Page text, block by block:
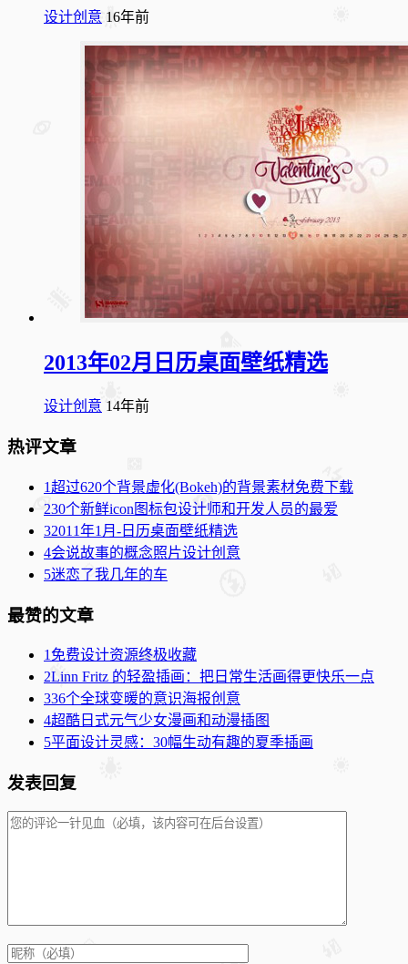
设计创意 16年前
2013年02月日历桌面壁纸精选
设计创意 14年前
热评文章
1超过620个背景虚化(Bokeh)的背景素材免费下载
230个新鲜icon图标包设计师和开发人员的最爱
32011年1月-日历桌面壁纸精选
4会说故事的概念照片设计创意
5迷恋了我几年的车
最赞的文章
1 免费设计资源终极收藏
2Linn Fritz 的轻盈插画：把日常生活画得更快乐一点
336个全球变暖的意识海报创意
4超酷日式元气少女漫画和动漫插图
5平面设计灵感：30幅生动有趣的夏季插画
发表回复